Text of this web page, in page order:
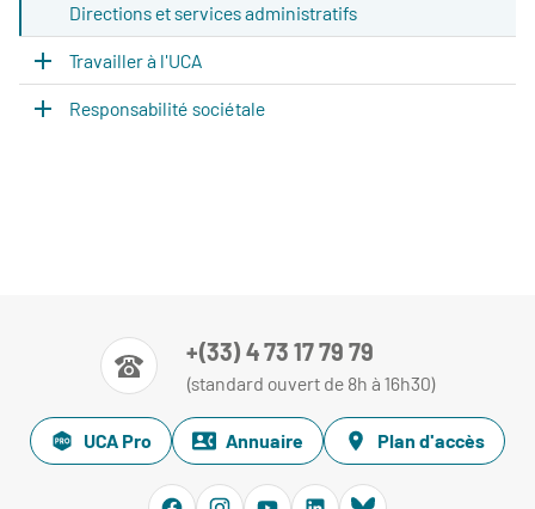
Directions et services administratifs
Travailler à l'UCA
Responsabilité sociétale
+(33) 4 73 17 79 79
(standard ouvert de 8h à 16h30)
UCA Pro Annuaire Plan d'accès